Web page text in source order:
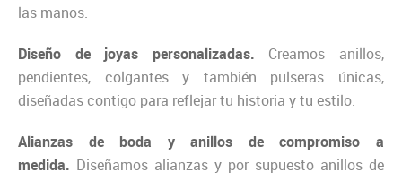
las manos.
Diseño de joyas personalizadas. Creamos anillos,
pendientes, colgantes y también pulseras únicas,
diseñadas contigo para reflejar tu historia y tu estilo.
Alianzas de boda y anillos de compromiso a
medida. Diseñamos alianzas y por supuesto anillos de